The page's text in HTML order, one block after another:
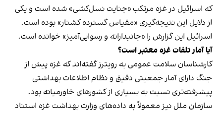
که اسرائیل در غزه مرتکب «جنایت نسل‌کشی» شده است و یکی
از دلایل این نتیجه‌گیری «مقیاس گسترده کشتار» بوده است.
اسرائیل این گزارش را «جانبدارانه و رسوایی‌آمیز» خوانده است.
آیا آمار تلفات غزه معتبر است؟
کارشناسان سلامت عمومی به رویترز گفته‌اند که غزه پیش از
جنگ دارای آمار جمعیتی دقیق و نظام اطلاعات بهداشتی
پیشرفته‌تری نسبت به بسیاری از کشورهای خاورمیانه بود.
سازمان ملل نیز معمولاً به داده‌های وزارت بهداشت غزه استناد